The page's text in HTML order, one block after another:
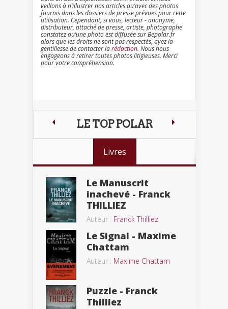
veillons à n’illustrer nos articles qu’avec des photos
fournis dans les dossiers de presse prévues pour cette
utilisation. Cependant, si vous, lecteur - anonyme,
distributeur, attaché de presse, artiste, photographe
constatez qu’une photo est diffusée sur Bepolar.fr
alors que les droits ne sont pas respectés, ayez la
gentillesse de contacter larédaction. Nous nous
engageons à retirer toutes photos litigieuses. Merci
pour votre compréhension.
LE TOP POLAR
Livres
Le Manuscrit
inachevé - Franck
THILLIEZ
Auteur : Franck Thilliez
Le Signal - Maxime
Chattam
Auteur : Maxime Chattam
Puzzle - Franck
Thilliez